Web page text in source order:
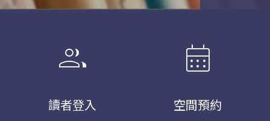
group
讀者登入
calendar_month
空間預約